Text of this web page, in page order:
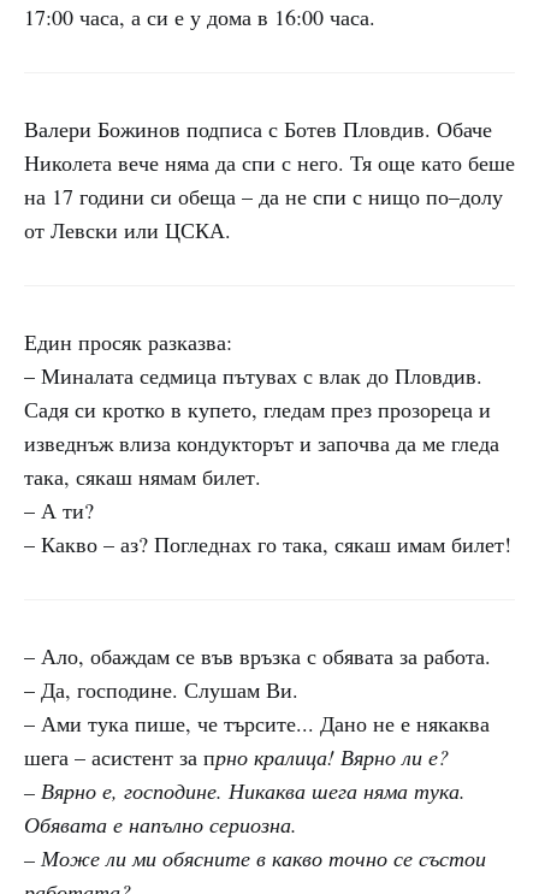
17:00 часа, а си е у дома в 16:00 часа.
Валери Божинов подписа с Ботев Пловдив. Обаче
Николета вече няма да спи с него. Тя още като беше
на 17 години си обеща – да не спи с нищо по–долу
от Левски или ЦСКА.
Един просяк разказва:
– Миналата седмица пътувах с влак до Пловдив.
Садя си кротко в купето, гледам през прозореца и
изведнъж влиза кондукторът и започва да ме гледа
така, сякаш нямам билет.
– А ти?
– Какво – аз? Погледнах го така, сякаш имам билет!
– Ало, обаждам се във връзка с обявата за работа.
– Да, господине. Слушам Ви.
– Ами тука пише, че търсите... Дано не е някаква
шега – асистент за прно кралица! Вярно ли е?
– Вярно е, господине. Никаква шега няма тука.
Обявата е напълно сериозна.
– Може ли ми обясните в какво точно се състои